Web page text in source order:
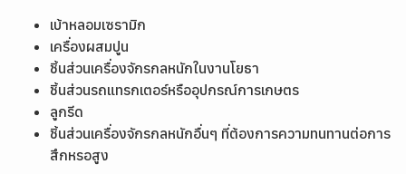
เบ้าหลอมเซรามิก
เครื่องผสมปูน
ชิ้นส่วนเครื่องจักรกลหนักในงานโยธา
ชิ้นส่วนรถแทรกเตอร์หรืออุปกรณ์การเกษตร
ลูกรีด
ชิ้นส่วนเครื่องจักรกลหนักอื่นๆ ที่ต้องการความทนทานต่อการ
สึกหรอสูง